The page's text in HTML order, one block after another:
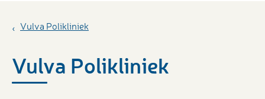
Vulva Polikliniek
Vulva Polikliniek